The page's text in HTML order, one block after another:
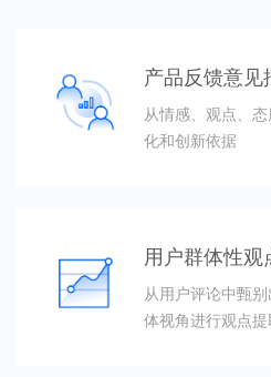
产品反馈意见
从情感、观点、
化和创新依据
用户群体性观
从用户评论中甄
体视角进行观点